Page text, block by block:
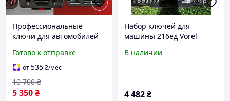
Профессиональные
ключи для автомобилей
инструментов для сто,
DVS
Готово к отправке
от535₴/мес
5 350₴
10 700 ₴
Набор ключей для
машины 216ед Vorel
инструментов для сто,
В наличии
4 482₴